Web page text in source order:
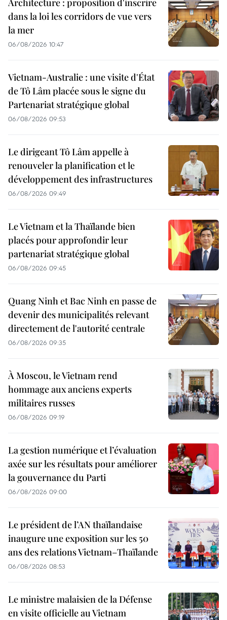
Architecture : proposition d'inscrire
dans la loi les corridors de vue vers
la mer
06/08/2026 10:47
Vietnam-Australie : une visite d'État
de Tô Lâm placée sous le signe du
Partenariat stratégique global
06/08/2026 09:53
Le dirigeant Tô Lâm appelle à
renouveler la planification et le
développement des infrastructures
06/08/2026 09:49
Le Vietnam et la Thaïlande bien
placés pour approfondir leur
partenariat stratégique global
06/08/2026 09:45
Quang Ninh et Bac Ninh en passe de
devenir des municipalités relevant
directement de l'autorité centrale
06/08/2026 09:35
À Moscou, le Vietnam rend
hommage aux anciens experts
militaires russes
06/08/2026 09:19
La gestion numérique et l’évaluation
axée sur les résultats pour améliorer
la gouvernance du Parti
06/08/2026 09:00
Le président de l’AN thaïlandaise
inaugure une exposition sur les 50
ans des relations Vietnam–Thaïlande
06/08/2026 08:53
Le ministre malaisien de la Défense
en visite officielle au Vietnam